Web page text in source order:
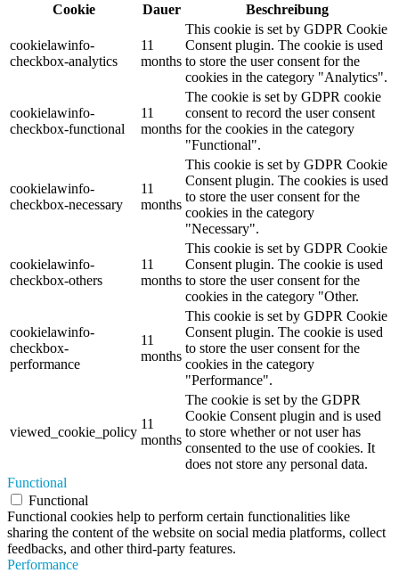
Cookie
Dauer Beschreibung
cookielawinfo-
checkbox-analytics
11
months
This cookie is set by GDPR Cookie
Consent plugin. The cookie is used
to store the user consent for the
cookies in the category "Analytics".
cookielawinfo-
checkbox-functional
11
months
The cookie is set by GDPR cookie
consent to record the user consent
for the cookies in the category
"Functional".
cookielawinfo-
checkbox-necessary
11
months
This cookie is set by GDPR Cookie
Consent plugin. The cookies is used
to store the user consent for the
cookies in the category
"Necessary".
cookielawinfo-
checkbox-others
11
months
This cookie is set by GDPR Cookie
Consent plugin. The cookie is used
to store the user consent for the
cookies in the category "Other.
cookielawinfo-
checkbox-
performance
11
months
This cookie is set by GDPR Cookie
Consent plugin. The cookie is used
to store the user consent for the
cookies in the category
"Performance".
viewed_cookie_policy
11
months
The cookie is set by the GDPR
Cookie Consent plugin and is used
to store whether or not user has
consented to the use of cookies. It
does not store any personal data.
Functional
Functional
Functional cookies help to perform certain functionalities like
sharing the content of the website on social media platforms, collect
feedbacks, and other third-party features.
Performance